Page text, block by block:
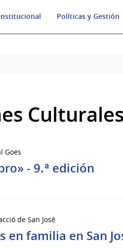
Políticas y Gestión
Culturales
Goes
- 9.ª edición
de San José
en familia en San